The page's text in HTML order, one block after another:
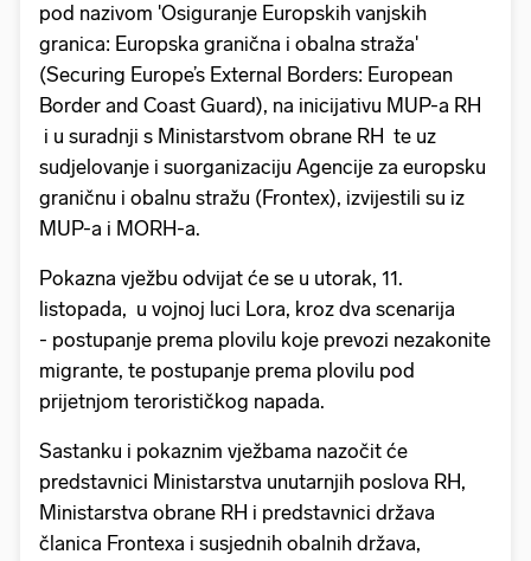
pod nazivom 'Osiguranje Europskih vanjskih
granica: Europska granična i obalna straža'
(Securing Europe’s External Borders: European
Border and Coast Guard), na inicijativu MUP-a RH
i u suradnji s Ministarstvom obrane RH te uz
sudjelovanje i suorganizaciju Agencije za europsku
graničnu i obalnu stražu (Frontex), izvijestili su iz
MUP-a i MORH-a.
Pokazna vježbu odvijat će se u utorak, 11.
listopada, u vojnoj luci Lora, kroz dva scenarija
- postupanje prema plovilu koje prevozi nezakonite
migrante, te postupanje prema plovilu pod
prijetnjom terorističkog napada.
Sastanku i pokaznim vježbama nazočit će
predstavnici Ministarstva unutarnjih poslova RH,
Ministarstva obrane RH i predstavnici država
članica Frontexa i susjednih obalnih država,